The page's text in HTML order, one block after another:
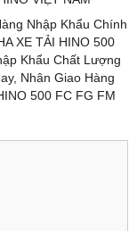
Nhập Khẩu Chính
XE TẢI HINO 500
Khẩu Chất Lượng
Nhân Giao Hàng
500 FC FG FM